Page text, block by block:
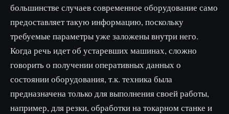
большинстве случаев современное оборудование само
предоставляет такую информацию, поскольку
требуемые параметры уже заложены внутри него.
Когда речь идет об устаревших машинах, сложно
говорить о получении оперативных данных о
состоянии оборудования, т.к. техника была
предназначена только для выполнения своей работы,
например, для резки, обработки на токарном станке и